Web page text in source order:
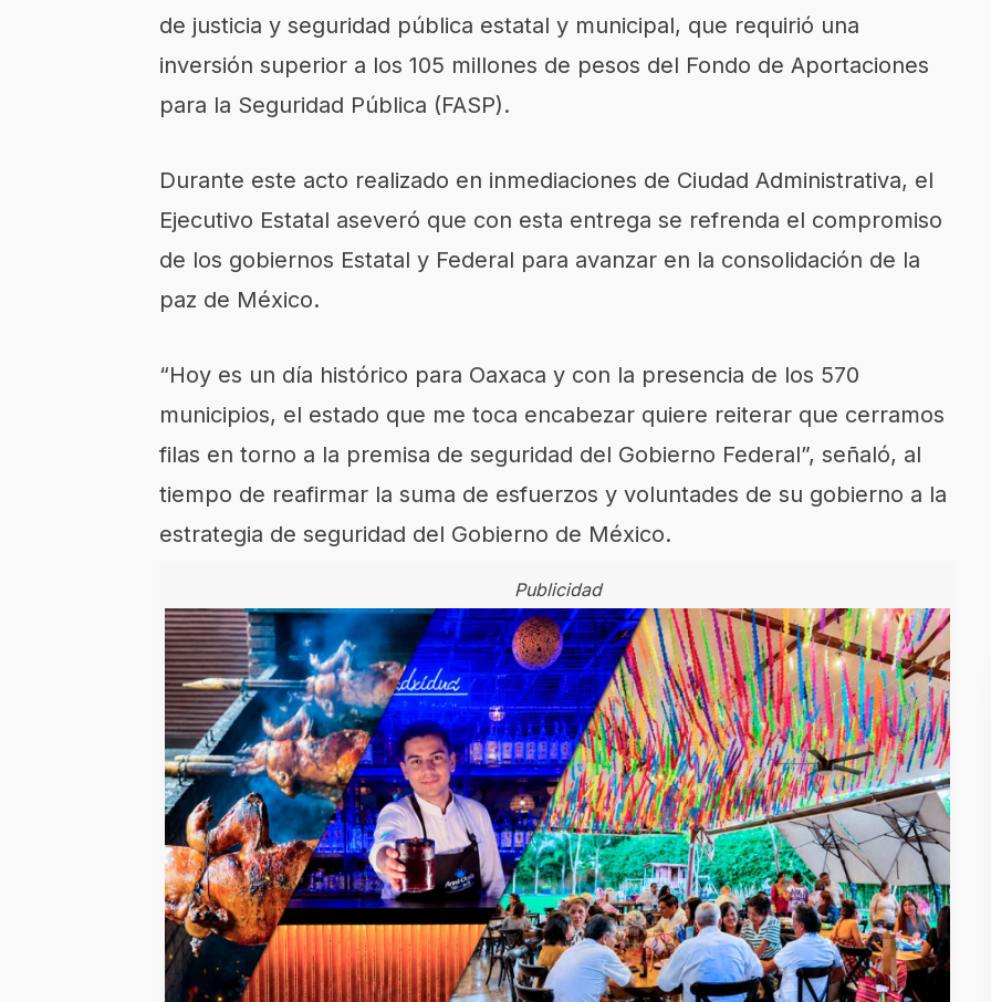
de justicia y seguridad pública estatal y municipal, que requirió una
inversión superior a los 105 millones de pesos del Fondo de Aportaciones
para la Seguridad Pública (FASP).
Durante este acto realizado en inmediaciones de Ciudad Administrativa, el
Ejecutivo Estatal aseveró que con esta entrega se refrenda el compromiso
de los gobiernos Estatal y Federal para avanzar en la consolidación de la
paz de México.
“Hoy es un día histórico para Oaxaca y con la presencia de los 570
municipios, el estado que me toca encabezar quiere reiterar que cerramos
filas en torno a la premisa de seguridad del Gobierno Federal”, señaló, al
tiempo de reafirmar la suma de esfuerzos y voluntades de su gobierno a la
estrategia de seguridad del Gobierno de México.
Publicidad